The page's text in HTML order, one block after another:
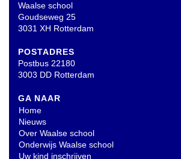
Waalse school
Goudseweg 25
3031 XH Rotterdam
POSTADRES
Postbus 22180
3003 DD Rotterdam
GA NAAR
Home
Nieuws
Over Waalse school
Onderwijs Waalse school
Uw kind inschrijven